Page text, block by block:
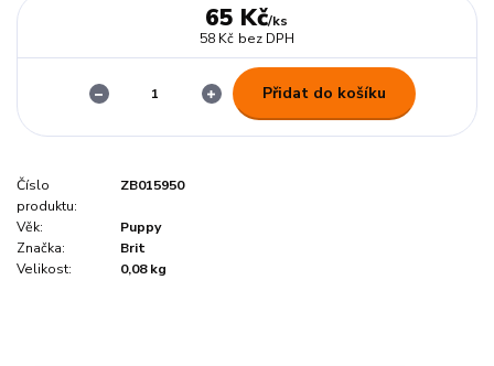
65 Kč/ks
58 Kč bez DPH
Přidat do košíku
Číslo
produktu:
ZB015950
Věk:
Puppy
Značka:
Brit
Velikost:
0,08 kg